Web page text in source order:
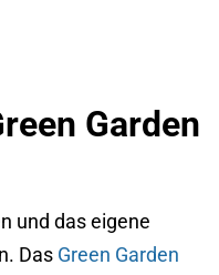
Garden
und das eigene
Das Green Garden